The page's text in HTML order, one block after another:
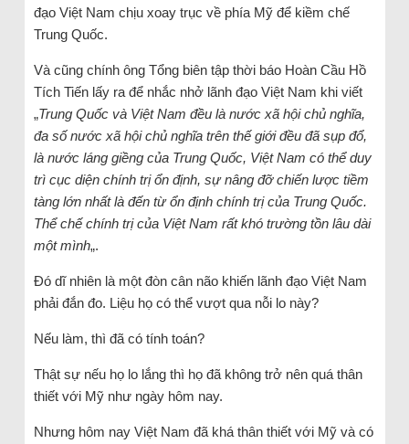
đạo Việt Nam chịu xoay trục về phía Mỹ để kiềm chế
Trung Quốc.
Và cũng chính ông Tổng biên tập thời báo Hoàn Cầu Hồ
Tích Tiến lấy ra để nhắc nhở lãnh đạo Việt Nam khi viết
„Trung Quốc và Việt Nam đều là nước xã hội chủ nghĩa,
đa số nước xã hội chủ nghĩa trên thế giới đều đã sụp đổ,
là nước láng giềng của Trung Quốc, Việt Nam có thể duy
trì cục diện chính trị ổn định, sự nâng đỡ chiến lược tiềm
tàng lớn nhất là đến từ ổn định chính trị của Trung Quốc.
Thể chế chính trị của Việt Nam rất khó trường tồn lâu dài
một mình„.
Đó dĩ nhiên là một đòn cân não khiến lãnh đạo Việt Nam
phải đắn đo. Liệu họ có thể vượt qua nỗi lo này?
Nếu làm, thì đã có tính toán?
Thật sự nếu họ lo lắng thì họ đã không trở nên quá thân
thiết với Mỹ như ngày hôm nay.
Nhưng hôm nay Việt Nam đã khá thân thiết với Mỹ và có